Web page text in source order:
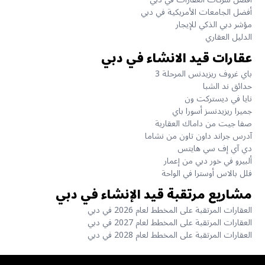
أفضل الجامعات الأمريكية في دبي
مؤشر دبي الذكي للإيجار
الدليل العقاري
عقارات قيد الانشاء في دبي
باي غروف ريزيدنس المرحلة 3
حدائق ند الشبا
نايا في ديستركت ون
جميرا ريزيدنسز أسورا باي
صفا جيت من داماك العقارية
آدرس جراند داون تاون من نشاما
دي آي إف سي هايتس
ألبيرو في خور دبي من إعمار
فلل بالاس أوسترا في الواحة
مشاريع مرتقبة قيد الإنشاء في دبي
العقارات المرتقبة على المخطط لعام 2026 في دبي
العقارات المرتقبة على المخطط لعام 2027 في دبي
العقارات المرتقبة على المخطط لعام 2028 في دبي